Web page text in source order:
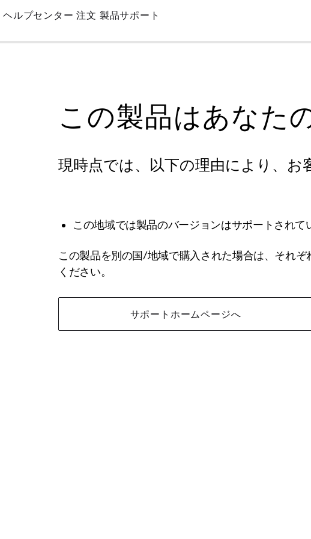
Skip
Main
ヘルプセンター 注文 製品サポート
この製品はあなた
現時点では、以下の理由により、お
この地域では製品のバージョンはサポートされて
この製品を別の国/地域で購入された場合は、それ
ください。
サポートホームページへ